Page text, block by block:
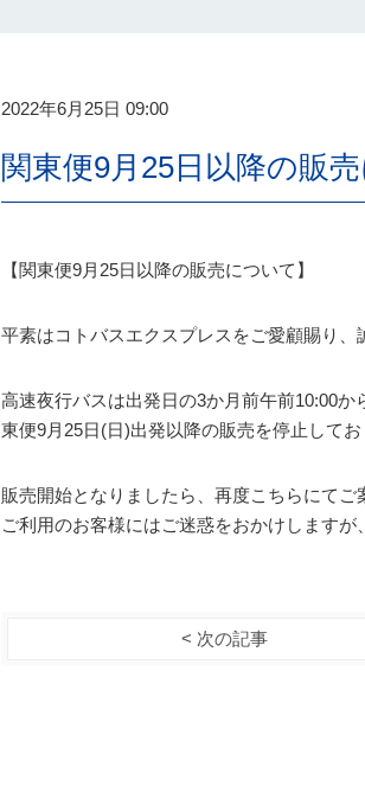
2022年6月25日 09:00
関東便9月25日以降の販
【関東便9月25日以降の販売について】
平素はコトバスエクスプレスをご愛顧賜り、
高速夜行バスは出発日の3か月前午前10:00
東便9月25日(日)出発以降の販売を停止してお
販売開始となりましたら、再度こちらにてご
ご利用のお客様にはご迷惑をおかけします
< 次の記事